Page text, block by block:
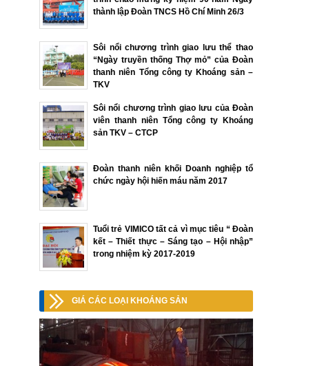
thành lập Đoàn TNCS Hồ Chí Minh 26/3
Sôi nổi chương trình giao lưu thể thao
“Ngày truyền thống Thợ mỏ” của Đoàn
thanh niên Tổng công ty Khoáng sản –
TKV
Sôi nổi chương trình giao lưu của Đoàn
viên thanh niên Tổng công ty Khoáng
sản TKV – CTCP
Đoàn thanh niên khối Doanh nghiệp tổ
chức ngày hội hiến máu năm 2017
Tuổi trẻ VIMICO tất cả vì mục tiêu “ Đoàn
kết – Thiết thực – Sáng tạo – Hội nhập”
trong nhiệm kỳ 2017-2019
GIÁ CÁC LOẠI KHOÁNG SẢN